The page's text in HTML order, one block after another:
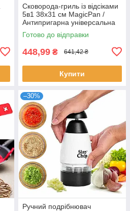
Сковорода-гриль із відсіками
5в1 38х31 см MagicPan /
Антипригарна універсальна
п'ятисекційна сковорода
Готово до відправки
448,99 ₴ 641,42 ₴
Купити
–30%
Ручний подрібнювач